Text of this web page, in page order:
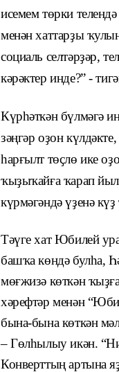
исемем төрки
менән хаттарҙы
социаль селтәрҙәр,
кәрәктер инде?” -
Күрһәткән бүлмәгә
зәңгәр оҙон
һарғылт төҫлө ике
ҡыҙыҡайға ҡарап
күрмәгәндә үҙенә
Тәүге хат Юбилей
башҡа көндә булһа,
мөғжизә көткән
хәрефтәр менән
бына-бына көткән
– Гөлһылыу икән.
Конверттың артына